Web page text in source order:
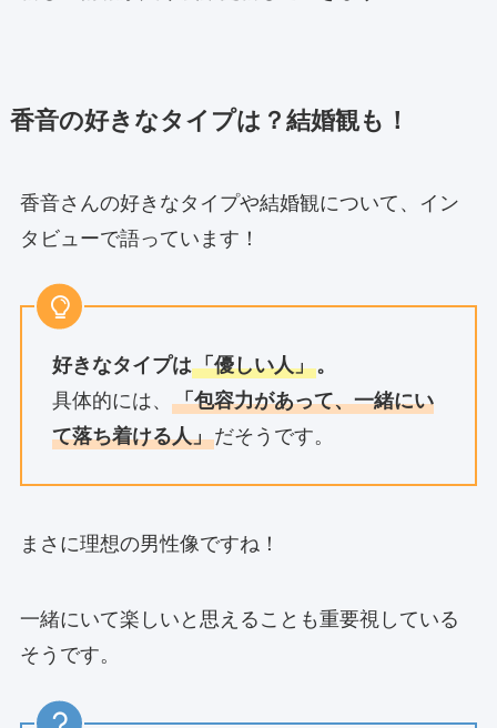
香音の好きなタイプは？結婚観も！
香音さんの好きなタイプや結婚観について、イン
タビューで語っています！
好きなタイプは「優しい人」。
具体的には、 「包容力があって、一緒にい
て落ち着ける人」だそうです。
まさに理想の男性像ですね！
一緒にいて楽しいと思えることも重要視している
そうです。